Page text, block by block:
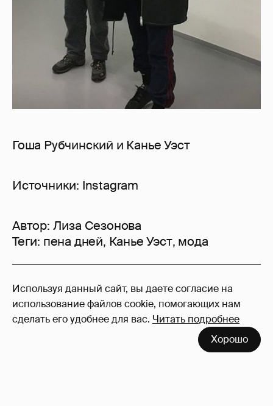
Используя данный сайт, вы даете согласие на
использование файлов cookie, помогающих нам
сделать его удобнее для вас. Читать подробнее
Хорошо
Гоша Рубчинский и Канье Уэст
Источники: Instagram
Автор: Лиза Сезонова
Теги: пена дней, Канье Уэст, мода
59
Войдите в аккаунт, чтобы читать и
оставлять комментарии